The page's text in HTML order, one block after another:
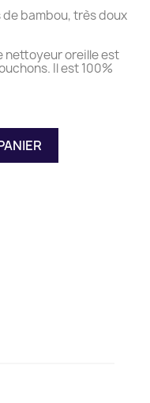
bambou, très doux
nettoyeur oreille est
Il est 100%